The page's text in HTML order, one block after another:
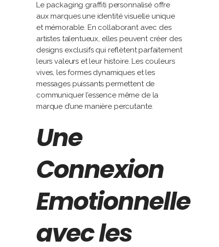
Le packaging graffiti personnalisé offre
aux marques une identité visuelle unique
et mémorable. En collaborant avec des
artistes talentueux, elles peuvent créer des
designs exclusifs qui reflètent parfaitement
leurs valeurs et leur histoire. Les couleurs
vives, les formes dynamiques et les
messages puissants permettent de
communiquer l’essence même de la
marque d’une manière percutante.
Une
Connexion
Emotionnelle
avec les